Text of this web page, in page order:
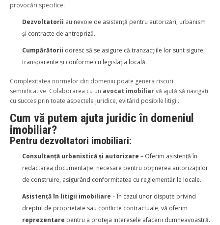
provocări specifice:
Dezvoltatorii au nevoie de asistență pentru autorizări, urbanism
și contracte de antrepriză.
Cumpărătorii doresc să se asigure că tranzacțiile lor sunt sigure,
transparente și conforme cu legislația locală.
Complexitatea normelor din domeniu poate genera riscuri
semnificative. Colaborarea cu un avocat imobiliarvă ajută să navigați
cu succes prin toate aspectele juridice, evitând posibile litigii.
Cum vă putem ajuta juridic în domeniul
imobiliar?
Pentru dezvoltatori imobiliari:
Consultanță urbanistică și autorizare – Oferim asistență în
redactarea documentației necesare pentru obținerea autorizațiilor
de construire, asigurând conformitatea cu reglementările locale.
Asistență în litigii imobiliare – În cazul unor dispute privind
dreptul de proprietate sau conflicte contractuale, vă oferim
reprezentare pentru a proteja interesele afacerii dumneavoastră.